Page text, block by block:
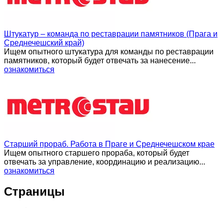
Штукатур – команда по реставрации памятников (Прага и
Среднечешский край)
Ищем опытного штукатура для команды по реставрации
памятников, который будет отвечать за нанесение...
ознакомиться
Старший прораб. Работа в Праге и Среднечешском крае
Ищем опытного старшего прораба, который будет
отвечать за управление, координацию и реализацию...
ознакомиться
Страницы